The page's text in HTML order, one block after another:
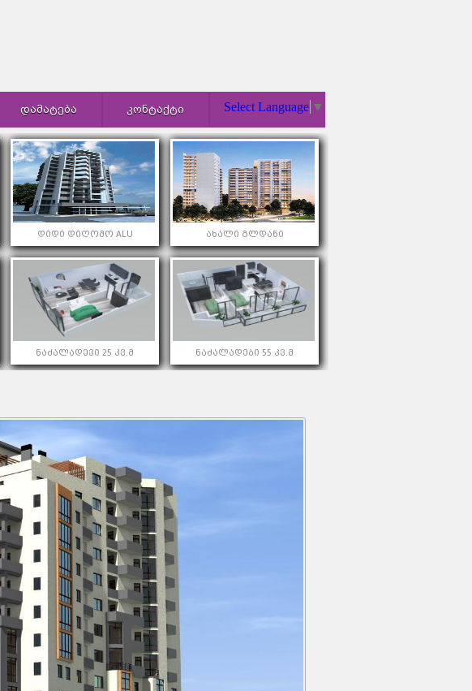
Select Language ▼
ᲓᲐᲛᲐᲢᲔᲑᲐ ᲙᲝᲜᲢᲐᲥᲢᲘ
დიდი დიღომო ALU ახალი გლდანი
ნაძალადევი 25 კვ.მ ნაძალადები 55 კვ.მ